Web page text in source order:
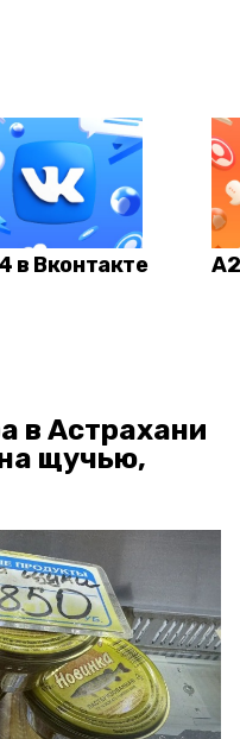
в Вконтакте
в Астрахани
щучью,